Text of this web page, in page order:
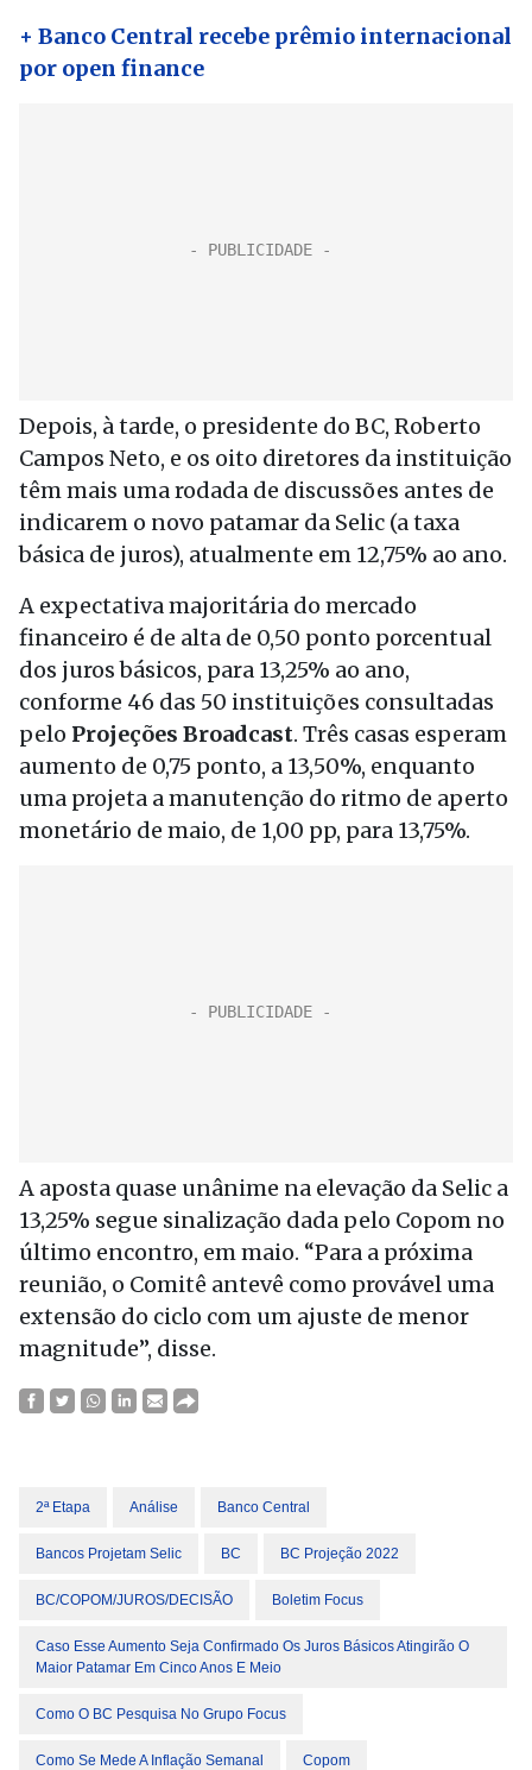
+ Banco Central recebe prêmio internacional
por open finance
Depois, à tarde, o presidente do BC, Roberto
Campos Neto, e os oito diretores da instituição
têm mais uma rodada de discussões antes de
indicarem o novo patamar da Selic (a taxa
básica de juros), atualmente em 12,75% ao ano.
A expectativa majoritária do mercado
financeiro é de alta de 0,50 ponto porcentual
dos juros básicos, para 13,25% ao ano,
conforme 46 das 50 instituições consultadas
pelo Projeções Broadcast. Três casas esperam
aumento de 0,75 ponto, a 13,50%, enquanto
uma projeta a manutenção do ritmo de aperto
monetário de maio, de 1,00 pp, para 13,75%.
A aposta quase unânime na elevação da Selic a
13,25% segue sinalização dada pelo Copom no
último encontro, em maio. “Para a próxima
reunião, o Comitê antevê como provável uma
extensão do ciclo com um ajuste de menor
magnitude”, disse.
2ª Etapa Análise Banco Central
Bancos Projetam Selic BC BC Projeção 2022
BC/COPOM/JUROS/DECISÃO Boletim Focus
Caso Esse Aumento Seja Confirmado Os Juros Básicos Atingirão O
Maior Patamar Em Cinco Anos E Meio
Como O BC Pesquisa No Grupo Focus
Como Se Mede A Inflação Semanal Copom